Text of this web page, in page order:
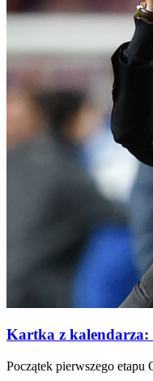
Kartka z kalendarza:
Początek pierwszego etapu